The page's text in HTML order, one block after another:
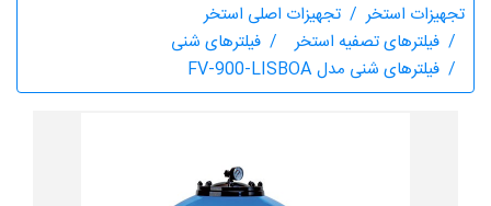
تجهیزات استخر
تجهیزات اصلی استخر
فیلترهای تصفیه استخر
فیلترهای شنی
فیلترهای شنی مدل FV-900-LISBOA